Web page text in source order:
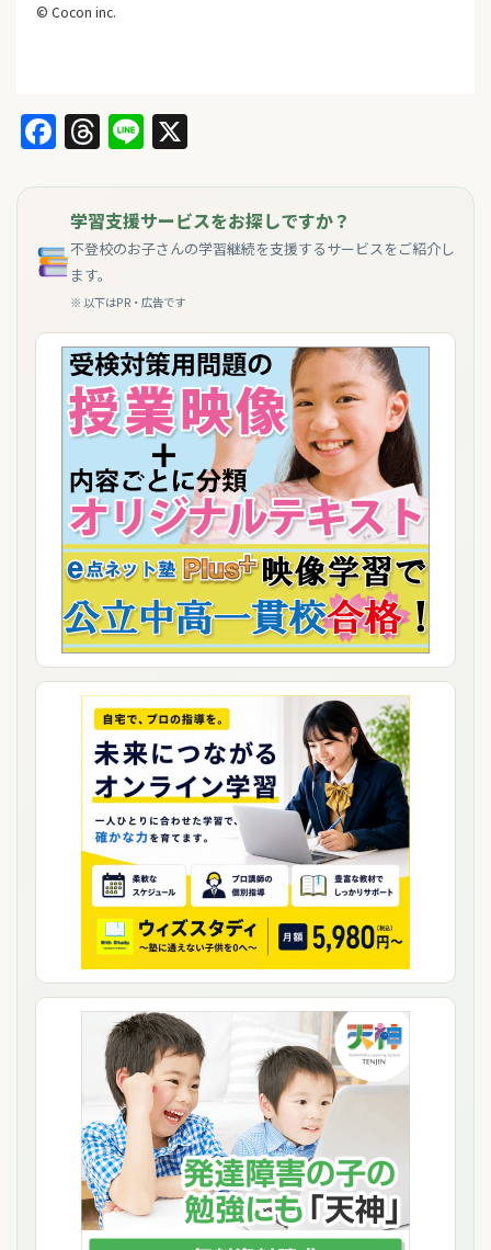
© Cocon inc.
Facebook
Threads
Line
学習支援サービスをお探しですか？
不登校のお子さんの学習継続を支援するサービスをご紹介し
ます。
※ 以下はPR・広告です